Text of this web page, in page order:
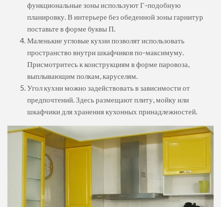
функциональные зоны используют Г-подобную
планировку. В интерьере без обеденной зоны гарнитур
поставьте в форме буквы П.
Маленькие угловые кухни позволят использовать
пространство внутри шкафчиков по-максимуму.
Присмотритесь к конструкциям в форме паровоза,
выплывающим полкам, каруселям.
Угол кухни можно задействовать в зависимости от
предпочтений. Здесь размещают плиту, мойку или
шкафчики для хранения кухонных принадлежностей.